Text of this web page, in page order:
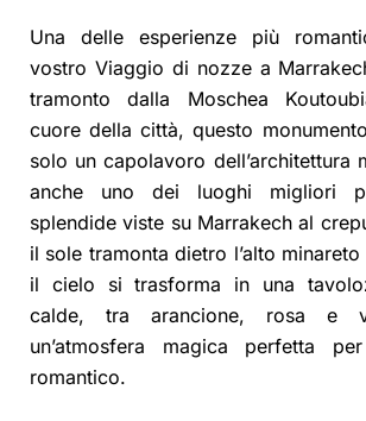
Una delle esperienze più
vostro Viaggio di nozze a
tramonto dalla Moschea
cuore della città, questo
solo un capolavoro dell’architettura
anche uno dei luoghi migliori
splendide viste su Marrakech al
il sole tramonta dietro l’alto
il cielo si trasforma in una
calde, tra arancione, rosa e
un’atmosfera magica perfetta
romantico.